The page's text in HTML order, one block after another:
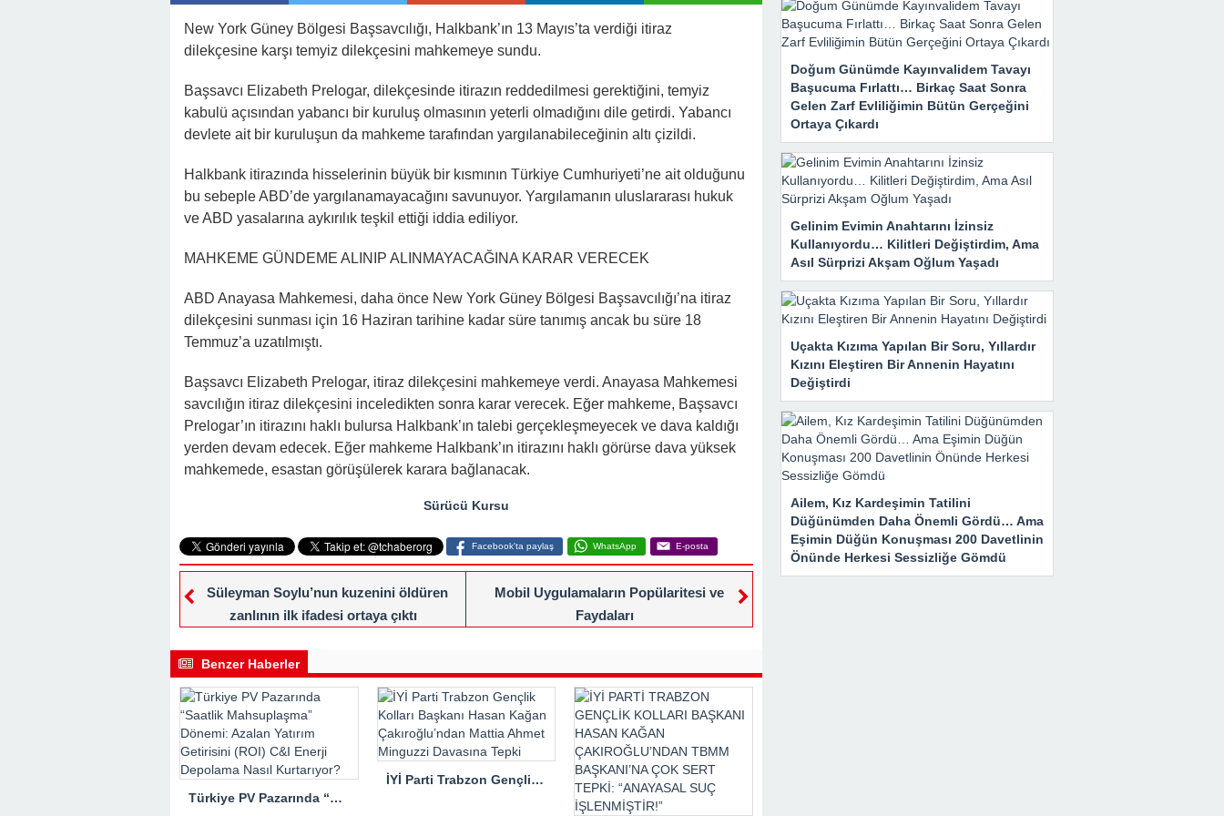
22:41 -Kocam Beni Çocuksuz Diye Terk Etti, Ama Gerçek Çok Başkaydı
23:11 -Kızım Tabutun Başında “Büyükanne Yalan Söylüyor!” Diye Bağırdı… Sonra Evdeki Gizli Kayıtlar Her
Şeyi Ortaya Çıkardı
New York Güney Bölgesi Başsavcılığı, Halkbank’ın 13 Mayıs’ta verdiği itiraz
dilekçesine karşı temyiz dilekçesini mahkemeye sundu.
Başsavcı Elizabeth Prelogar, dilekçesinde itirazın reddedilmesi gerektiğini, temyiz
kabulü açısından yabancı bir kuruluş olmasının yeterli olmadığını dile getirdi. Yabancı
devlete ait bir kuruluşun da mahkeme tarafından yargılanabileceğinin altı çizildi.
Halkbank itirazında hisselerinin büyük bir kısmının Türkiye Cumhuriyeti’ne ait olduğunu
bu sebeple ABD’de yargılanamayacağını savunuyor. Yargılamanın uluslararası hukuk
ve ABD yasalarına aykırılık teşkil ettiği iddia ediliyor.
MAHKEME GÜNDEME ALINIP ALINMAYACAĞINA KARAR VERECEK
ABD Anayasa Mahkemesi, daha önce New York Güney Bölgesi Başsavcılığı’na itiraz
dilekçesini sunması için 16 Haziran tarihine kadar süre tanımış ancak bu süre 18
Temmuz’a uzatılmıştı.
Başsavcı Elizabeth Prelogar, itiraz dilekçesini mahkemeye verdi. Anayasa Mahkemesi
savcılığın itiraz dilekçesini inceledikten sonra karar verecek. Eğer mahkeme, Başsavcı
Prelogar’ın itirazını haklı bulursa Halkbank’ın talebi gerçekleşmeyecek ve dava kaldığı
yerden devam edecek. Eğer mahkeme Halkbank’ın itirazını haklı görürse dava yüksek
mahkemede, esastan görüşülerek karara bağlanacak.
Sürücü Kursu
Facebook'ta paylaş WhatsApp E-posta
Süleyman Soylu’nun kuzenini öldüren
zanlının ilk ifadesi ortaya çıktı
Mobil Uygulamaların Popülaritesi ve
Faydaları
Benzer Haberler
Türkiye PV Pazarında “Saatlik Mahsuplaşma” Dönemi: Azalan Yatırım Getirisini (ROI) C&I Enerji Depolama Nasıl Kurtarıyor?
İYİ Parti Trabzon Gençlik Kolları Başkanı Hasan Kağan Çakıroğlu’ndan Mattia Ahmet Minguzzi Davasına Tepki
Doğum Günümde Kayınvalidem Tavayı
Başucuma Fırlattı… Birkaç Saat Sonra
Gelen Zarf Evliliğimin Bütün Gerçeğini
Ortaya Çıkardı
Gelinim Evimin Anahtarını İzinsiz
Kullanıyordu… Kilitleri Değiştirdim, Ama
Asıl Sürprizi Akşam Oğlum Yaşadı
Uçakta Kızıma Yapılan Bir Soru, Yıllardır
Kızını Eleştiren Bir Annenin Hayatını
Değiştirdi
Ailem, Kız Kardeşimin Tatilini
Düğünümden Daha Önemli Gördü… Ama
Eşimin Düğün Konuşması 200 Davetlinin
Önünde Herkesi Sessizliğe Gömdü